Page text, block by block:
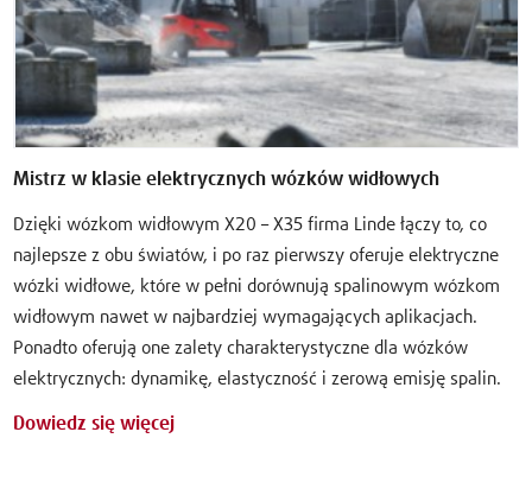
Mistrz w klasie elektrycznych wózków widłowych
Dzięki wózkom widłowym X20 – X35 firma Linde łączy to, co
najlepsze z obu światów, i po raz pierwszy oferuje elektryczne
wózki widłowe, które w pełni dorównują spalinowym wózkom
widłowym nawet w najbardziej wymagających aplikacjach.
Ponadto oferują one zalety charakterystyczne dla wózków
elektrycznych: dynamikę, elastyczność i zerową emisję spalin.
Dowiedz się więcej